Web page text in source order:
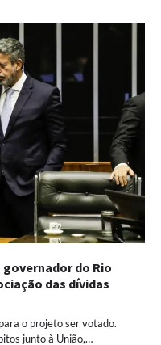
do Rio
das dívidas
o projeto ser votado.
junto à União,…